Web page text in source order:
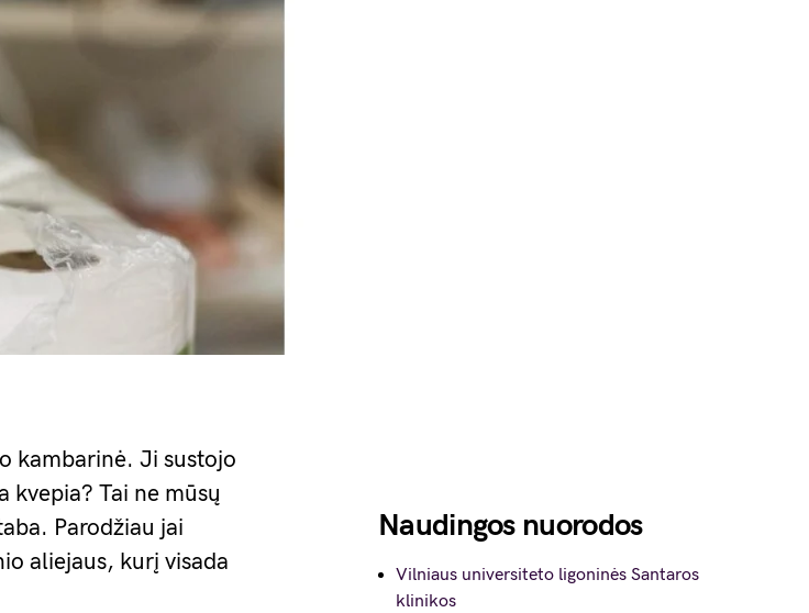
kambarinė. Ji sustojo
kvepia? Tai ne mūsų
Parodžiau jai
aliejaus, kurį visada
Naudingos nuorodos
Vilniaus universiteto ligoninės Santaros
klinikos